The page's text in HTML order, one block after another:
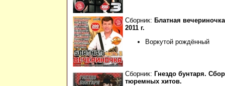
Сборник: Блатная
2011 г.
Воркутой рождённый
Сборник: Гнездо бунтаря.
тюремных хитов.